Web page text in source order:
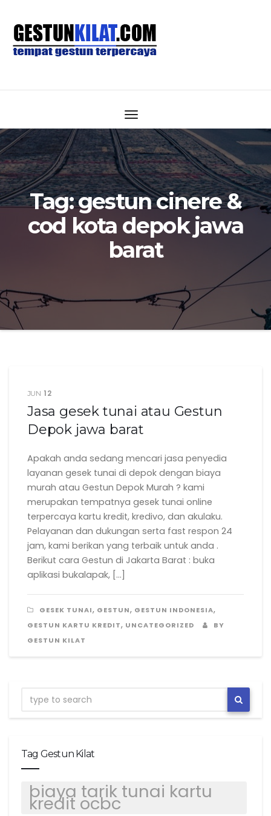
Tag:gestun cinere &
cod kota depok jawa
barat
JUN 12
Jasa gesek tunai atau Gestun
Depok jawa barat
Apakah anda sedang mencari jasa penyedia
layanan gesek tunai di depok dengan biaya
murah atau Gestun Depok Murah ? kami
merupakan tempatnya gesek tunai online
terpercaya kartu kredit, kredivo, dan akulaku.
Pelayanan dan dukungan serta fast respon 24
jam, kami berikan yang terbaik untuk anda .
Berikut cara Gestun di Jakarta Barat : buka
aplikasi bukalapak, […]
GESEK TUNAI, GESTUN, GESTUN INDONESIA,
GESTUN KARTU KREDIT, UNCATEGORIZED
BY
GESTUN KILAT
Tag Gestun Kilat
biaya tarik tunai kartu
kredit ocbc